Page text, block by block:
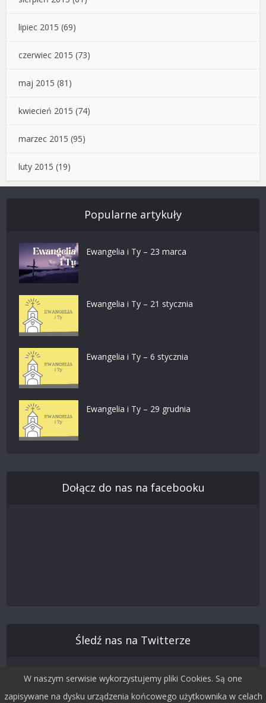
lipiec 2015 (69)
czerwiec 2015 (73)
maj 2015 (81)
kwiecień 2015 (74)
marzec 2015 (95)
luty 2015 (19)
Popularne artykuły
Ewangelia i Ty – 23 marca
Ewangelia i Ty – 21 stycznia
Ewangelia i Ty – 6 stycznia
Ewangelia i Ty – 29 grudnia
Dołącz do nas na facebooku
Śledź nas na Twitterze
W naszym serwisie wykorzystujemy pliki Cookies. Są one
zapisywane na dysku urządzenia końcowego użytkownika w celach